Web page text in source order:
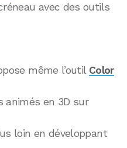
avec des outils
même l’outil Color
animés en 3D sur
loin en développant